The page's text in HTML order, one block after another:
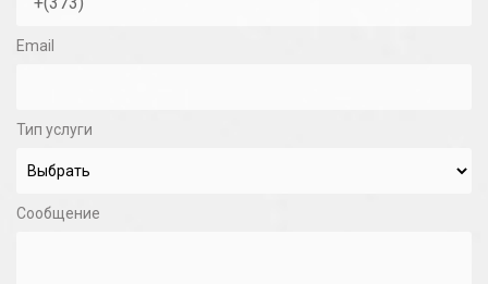
Email
Тип услуги
Сообщение